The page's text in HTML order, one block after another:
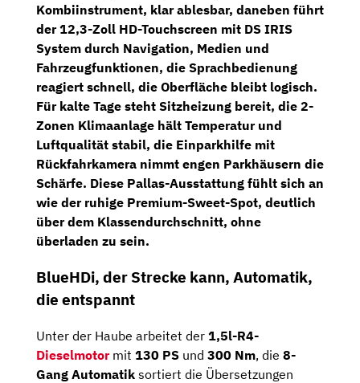
Kombiinstrument, klar ablesbar, daneben führt
der12,3-Zoll HD-Touchscreen mit DS IRIS
System durch Navigation, Medien und
Fahrzeugfunktionen, die Sprachbedienung
reagiert schnell, die Oberfläche bleibt logisch.
Für kalte Tage steht Sitzheizung bereit, die 2-
Zonen Klimaanlage hält Temperatur und
Luftqualität stabil, die Einparkhilfe mit
Rückfahrkamera nimmt engen Parkhäusern die
Schärfe. Diese Pallas-Ausstattung fühlt sich an
wie der ruhige Premium-Sweet-Spot, deutlich
über dem Klassendurchschnitt, ohne
überladen zu sein.
BlueHDi, der Strecke kann, Automatik,
die entspannt
Unter der Haube arbeitet der 1,5l-R4-
Dieselmotormit 130 PS und 300 Nm, die 8-
Gang Automatik sortiert die Übersetzungen